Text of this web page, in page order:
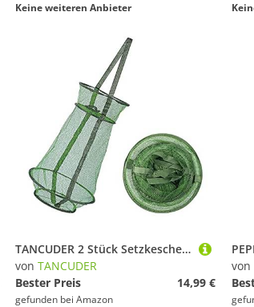
Keine weiteren Anbieter
TANCUDER 2 Stück Setzkescher Fisch-Reuse Faltbare Köderfischreuse Gefaltet Fischernetz Fishing Köderfischreuse 55 * 33cm Reuse Fischernetz zum Fangen Aller Fischarten, Krebse, Flusskrebs (Grün)
von TANCUDER
Bester Preis
14,99 €
gefunden bei Amazon
von